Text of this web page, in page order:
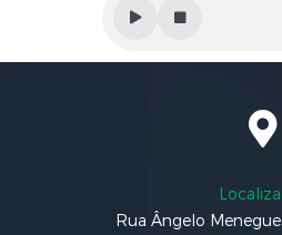
Rua Ângelo